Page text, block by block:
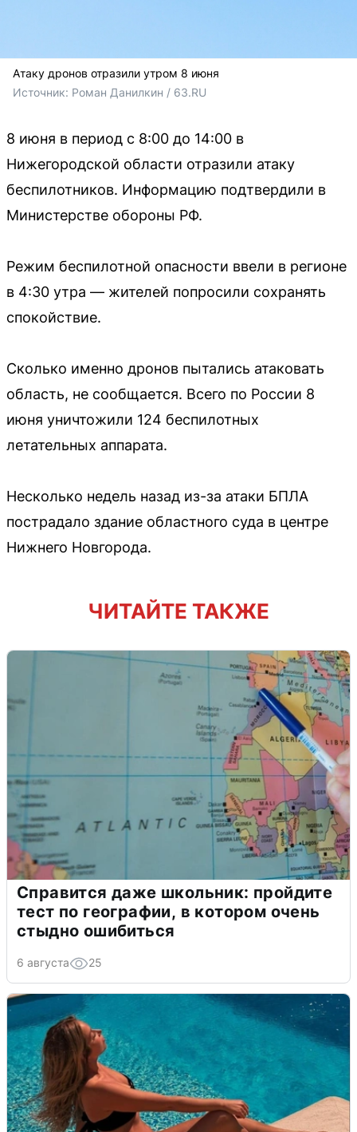
Атаку дронов отразили утром 8 июня
Источник: Роман Данилкин / 63.RU
8 июня в период с 8:00 до 14:00 в
Нижегородской области отразили атаку
беспилотников. Информацию подтвердили в
Министерстве обороны РФ.
Режим беспилотной опасности ввели в регионе
в 4:30 утра — жителей попросили сохранять
спокойствие.
Сколько именно дронов пытались атаковать
область, не сообщается. Всего по России 8
июня уничтожили 124 беспилотных
летательных аппарата.
Несколько недель назад из-за атаки БПЛА
пострадало здание областного суда в центре
Нижнего Новгорода.
ЧИТАЙТЕ ТАКЖЕ
Справится даже школьник: пройдите
тест по географии, в котором очень
стыдно ошибиться
6 августа 25